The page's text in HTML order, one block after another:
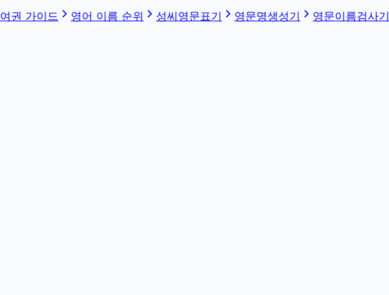
여권 가이드 영어 이름 순위 성씨영문표기 영문명생성기
영문이름검사기